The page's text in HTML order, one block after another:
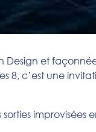
Design et
8, c’est une